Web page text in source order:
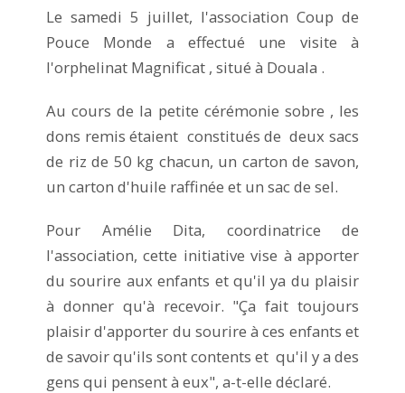
Le samedi 5 juillet, l'association Coup de
Pouce Monde a effectué une visite à
l'orphelinat Magnificat , situé à Douala .
Au cours de la petite cérémonie sobre , les
dons remis étaient constitués de deux sacs
de riz de 50 kg chacun, un carton de savon,
un carton d'huile raffinée et un sac de sel.
Pour Amélie Dita, coordinatrice de
l'association, cette initiative vise à apporter
du sourire aux enfants et qu'il ya du plaisir
à donner qu'à recevoir. "Ça fait toujours
plaisir d'apporter du sourire à ces enfants et
de savoir qu'ils sont contents et qu'il y a des
gens qui pensent à eux", a-t-elle déclaré.